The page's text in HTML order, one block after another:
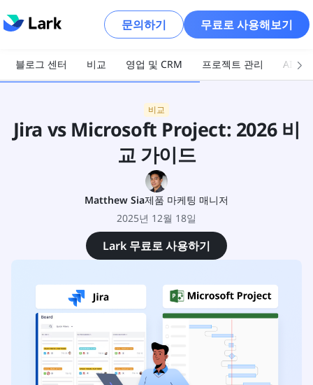
문의하기 무료로 사용해보기
블로그 센터 비교 영업 및 CRM 프로젝트 관리 AI 및
비교
Jira vs Microsoft Project: 2026 비
교 가이드
Matthew Sia제품 마케팅 매니저
2025년 12월 18일
Lark 무료로 사용하기